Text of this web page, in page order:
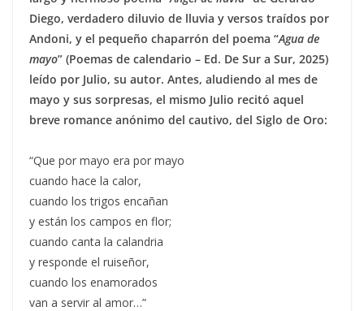
Diego, verdadero diluvio de lluvia y versos traídos por
Andoni, y el pequeño chaparrón del poema “Agua de
mayo” (Poemas de calendario – Ed. De Sur a Sur, 2025)
leído por Julio, su autor. Antes, aludiendo al mes de
mayo y sus sorpresas, el mismo Julio recitó aquel
breve romance anónimo del cautivo, del Siglo de Oro:
“Que por mayo era por mayo
cuando hace la calor,
cuando los trigos encañan
y están los campos en flor;
cuando canta la calandria
y responde el ruiseñor,
cuando los enamorados
van a servir al amor…”